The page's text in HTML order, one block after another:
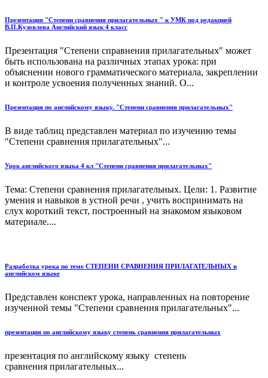
Презентация "Степени сравнения прилагательных " к УМК под редакцией
В.П.Кузовлева Английский язык 4 класс
Презентация "Степени справнения прилагательных" может
быть использована на различных этапах урока: при
объяснении нового грамматического материала, закреплении
и контроле усвоения полученных знаний. О...
Презентация по английскому языку. "Степени сравнения прилагательных"
В виде таблиц представлен материал по изучению темы
"Степени сравнения прилагательных"...
Урок английского языка 4 кл "Степени сравнения прилагательных"
Тема: Степени сравнения прилагательных. Цели: 1. Развитие
умения и навыков в устной речи , учить воспринимать на
слух короткий текст, построенный на знакомом языковом
материале....
Разработка урока по теме СТЕПЕНИ СРАВНЕНИЯ ПРИЛАГАТЕЛЬНЫХ в
английском языке
Представлен конспект урока, направленных на повторение
изученной темы "Степени сравнения прилагательных"...
презентация по английскому языку степень сравнения прилагательных
презентация по английскому языку степень
сравнения прилагательных...